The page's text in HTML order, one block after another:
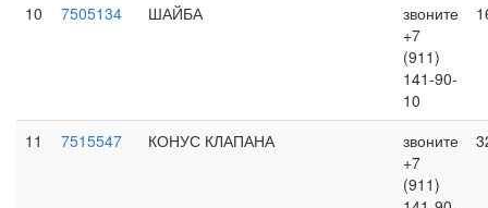
10 7505134 ШАЙБА
звоните
+7
(911)
141-90-
10
11 7515547 КОНУС КЛАПАНА
звоните
+7
(911)